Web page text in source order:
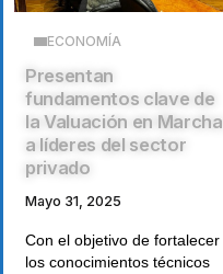
ECONOMÍA
Presentan
fundamentos clave de
la Valuación en Marcha
a líderes del sector
privado
Mayo 31, 2025
Con el objetivo de fortalecer
los conocimientos técnicos